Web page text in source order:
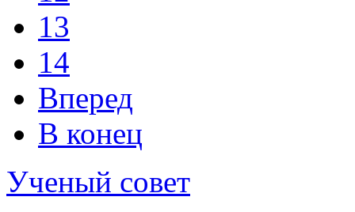
13
14
Вперед
В конец
Ученый совет